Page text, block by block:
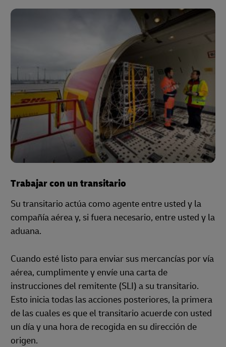
Trabajar con un transitario
Su transitario actúa como agente entre usted y la
compañía aérea y, si fuera necesario, entre usted y la
aduana.
Cuando esté listo para enviar sus mercancías por vía
aérea, cumplimente y envíe una carta de
instrucciones del remitente (SLI) a su transitario.
Esto inicia todas las acciones posteriores, la primera
de las cuales es que el transitario acuerde con usted
un día y una hora de recogida en su dirección de
origen.